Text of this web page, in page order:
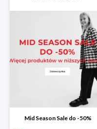
Mid Season Sale do -50%